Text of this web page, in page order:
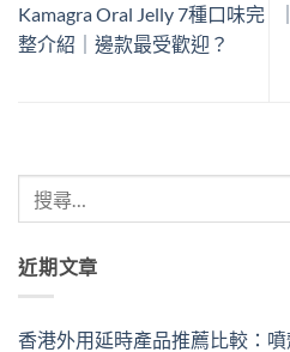
Kamagra Oral Jelly 7種口味完
整介紹｜邊款最受歡迎？
近期文章
香港外用延時產品推薦比較：